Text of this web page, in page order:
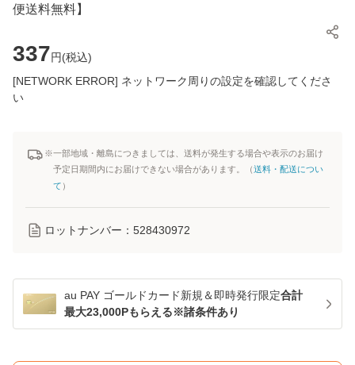
便送料無料】
337円(税込)
[NETWORK ERROR] ネットワーク周りの設定を確認してくださ
い
※一部地域・離島につきましては、送料が発生する場合や表示のお届け
予定日期間内にお届けできない場合があります。（送料・配送につい
て ）
ロットナンバー： 528430972
au PAY ゴールドカード新規＆即時発行限定合計
最大23,000Pもらえる※諸条件あり